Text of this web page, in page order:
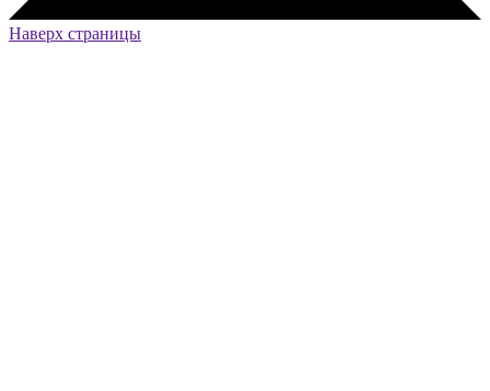
Наверх страницы